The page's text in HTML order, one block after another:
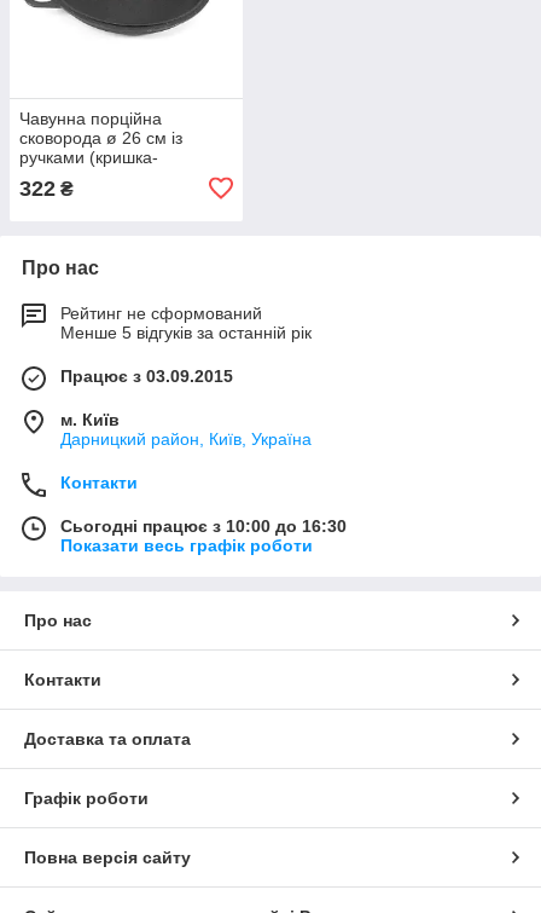
Чавунна порційна
сковорода ø 26 см із
ручками (кришка-
322 ₴
Про нас
Рейтинг не сформований
Менше 5 відгуків за останній рік
Працює з 03.09.2015
м. Київ
Дарницкий район, Київ, Україна
Контакти
Сьогодні працює з 10:00 до 16:30
Показати весь графік роботи
Про нас
Контакти
Доставка та оплата
Графік роботи
Повна версія сайту